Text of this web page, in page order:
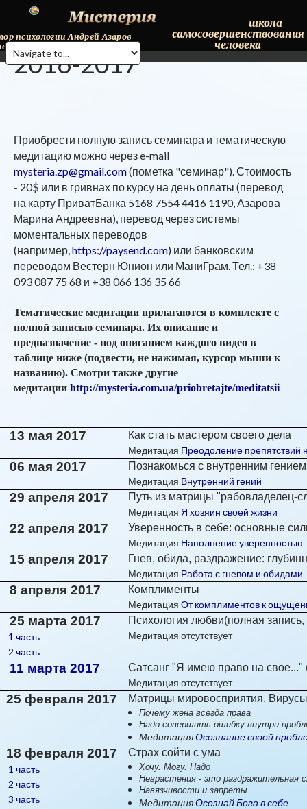
школа
самосовершенствования
человека
психологии Андрей Азаров
Тел.+38(068)98-095-41
2016-2017
Приобрести полную запись семинара и тематическую
медитацию можно через e-mail
mysteria.zp@gmail.com(пометка "семинар"). Стоимость
- 20$ или в гривнах по курсу на день оплаты (перевод
на карту ПриватБанка 5168 7554 4416 1190, Азарова
Марина Андреевна), перевод через системы
моментальных переводов
(например,https://paysend.com) или банковским
переводом Вестерн Юнион или МаниГрам. Тел.: +38
093 087 75 68 и +38 066 136 35 66
Тематические медитации прилагаются в комплекте с
полной записью семинара. Их описание и
предназначение - под описанием каждого видео в
таблице ниже (подвести, не нажимая, курсор мыши к
названию). Смотри также другие
медитации http://mysteria.com.ua/priobretajte/meditatsii
13 мая 2017
Как стать мастером своего дела
Медитация Преодоление препятствий
06 мая 2017
Познакомься с внутренним гением
Медитация Внутренний гений
29 апреля 2017
Путь из матрицы "рабовладелец-
Медитация Я хозяин своей жизни
22 апреля 2017
Уверенность в себе: основные
Медитация Наполнение уверенностью
15 апреля 2017
Гнев, обида, раздражение:
Медитация Работа с гневом и обидами
8 апреля 2017
Комплименты
МедитацияОт комплиментов к
25 марта 2017
1 часть
2 часть
Психология любви(полная
Медитация отсутствует
11 марта 2017
Сатсанг "Я имею право на свое..."
Медитация отсутствует
25 февраля 2017 Матрицы мировосприятия.
Почему жена всегда права
Надо совершить ошибку внутри
МедитацияОсознание своей
18 февраля 2017
1 часть
2 часть
3 часть
Страх сойти с ума
Хочу. Могу. Надо
Неврастения - это раздражительная
Навязчивости и запреты
МедитацияОсознай Бога в себе